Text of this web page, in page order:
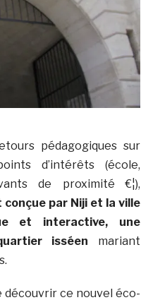
pédagogiques sur
d’intérêts (école,
de proximité €¦),
conçue par Niji et la ville
et interactive, une
isséen mariant
découvrir ce nouvel éco-